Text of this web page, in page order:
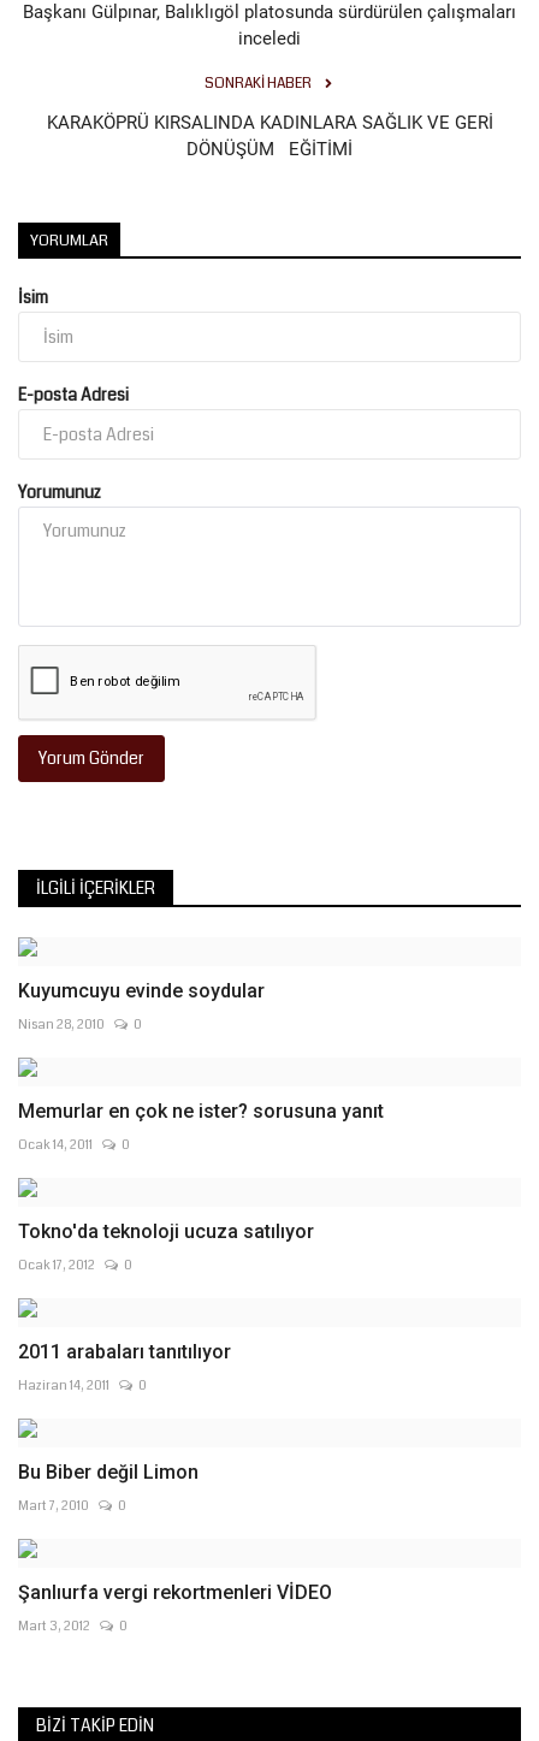
Başkanı Gülpınar, Balıklıgöl platosunda sürdürülen çalışmaları
inceledi
SONRAKI HABER
KARAKÖPRÜ KIRSALINDA KADINLARA SAĞLIK VE GERİ
DÖNÜŞÜM EĞİTİMİ
YORUMLAR
İsim
E-posta Adresi
Yorumunuz
Yorum Gönder
İLGILI İÇERIKLER
Kuyumcuyu evinde soydular
Nisan 28, 2010 0
Memurlar en çok ne ister? sorusuna yanıt
Ocak 14, 2011 0
Tokno'da teknoloji ucuza satılıyor
Ocak 17, 2012 0
2011 arabaları tanıtılıyor
Haziran 14, 2011 0
Bu Biber değil Limon
Mart 7, 2010 0
Şanlıurfa vergi rekortmenleri VİDEO
Mart 3, 2012 0
BIZI TAKIP EDIN